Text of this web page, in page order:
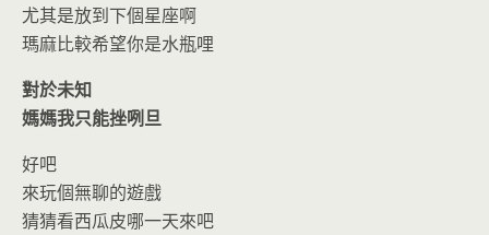
尤其是放到下個星座啊
瑪麻比較希望你是水瓶哩
對於未知
媽媽我只能挫咧旦
好吧
來玩個無聊的遊戲
猜猜看西瓜皮哪一天來吧